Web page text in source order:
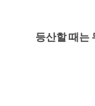
등산할 때는